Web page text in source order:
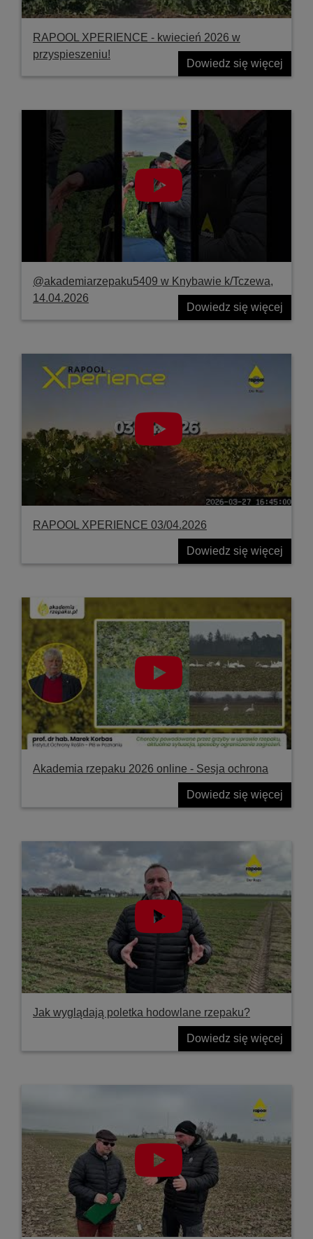
RAPOOL XPERIENCE - kwiecień 2026 w
przyspieszeniu!
Dowiedz się więcej
@akademiarzepaku5409 w Knybawie k/Tczewa,
14.04.2026
Dowiedz się więcej
RAPOOL XPERIENCE 03/04.2026
Dowiedz się więcej
Akademia rzepaku 2026 online - Sesja ochrona
Dowiedz się więcej
Jak wyglądają poletka hodowlane rzepaku?
Dowiedz się więcej